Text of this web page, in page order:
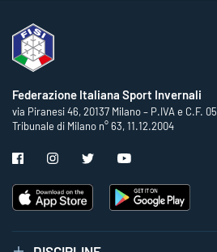
Federazione Italiana Sport Invernali
via Piranesi 46, 20137 Milano – P.IVA e C.F.
Tribunale di Milano n° 63, 11.12.2004